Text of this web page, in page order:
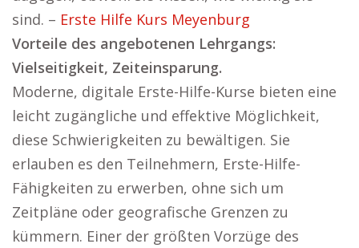
sind. – Erste Hilfe Kurs Meyenburg
Vorteile des angebotenen Lehrgangs:
Vielseitigkeit, Zeiteinsparung.
Moderne, digitale Erste-Hilfe-Kurse bieten eine
leicht zugängliche und effektive Möglichkeit,
diese Schwierigkeiten zu bewältigen. Sie
erlauben es den Teilnehmern, Erste-Hilfe-
Fähigkeiten zu erwerben, ohne sich um
Zeitpläne oder geografische Grenzen zu
kümmern. Einer der größten Vorzüge des